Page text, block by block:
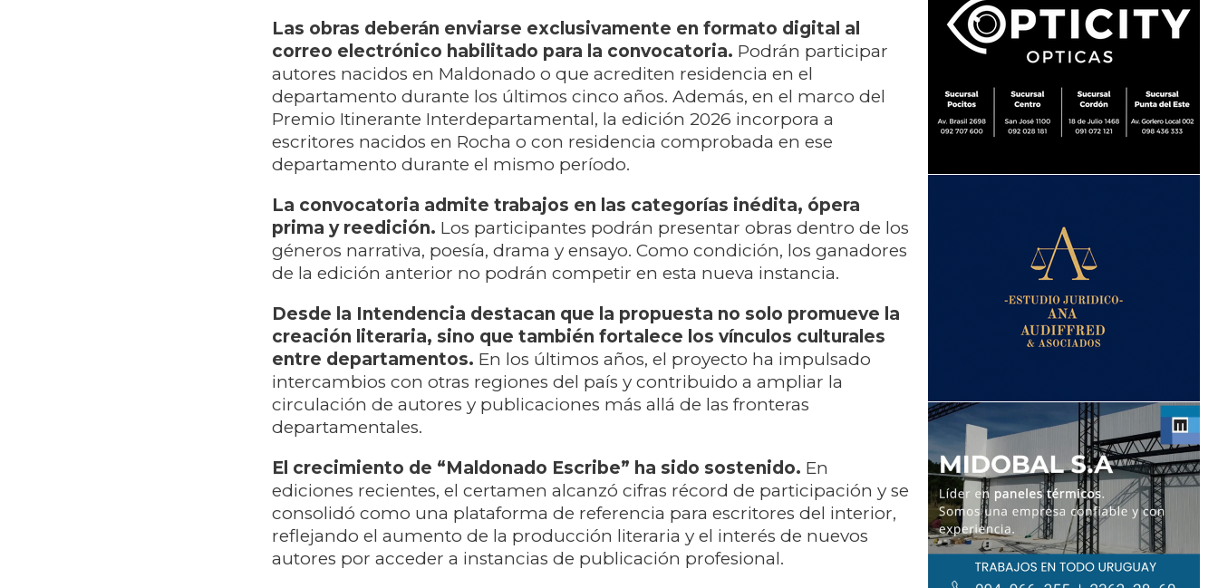
Las obras deberán enviarse exclusivamente en formato digital al
correo electrónico habilitado para la convocatoria. Podrán participar
autores nacidos en Maldonado o que acrediten residencia en el
departamento durante los últimos cinco años. Además, en el marco del
Premio Itinerante Interdepartamental, la edición 2026 incorpora a
escritores nacidos en Rocha o con residencia comprobada en ese
departamento durante el mismo período.
La convocatoria admite trabajos en las categorías inédita, ópera
prima y reedición. Los participantes podrán presentar obras dentro de los
géneros narrativa, poesía, drama y ensayo. Como condición, los ganadores
de la edición anterior no podrán competir en esta nueva instancia.
Desde la Intendencia destacan que la propuesta no solo promueve la
creación literaria, sino que también fortalece los vínculos culturales
entre departamentos. En los últimos años, el proyecto ha impulsado
intercambios con otras regiones del país y contribuido a ampliar la
circulación de autores y publicaciones más allá de las fronteras
departamentales.
El crecimiento de “Maldonado Escribe” ha sido sostenido. En
ediciones recientes, el certamen alcanzó cifras récord de participación y se
consolidó como una plataforma de referencia para escritores del interior,
reflejando el aumento de la producción literaria y el interés de nuevos
autores por acceder a instancias de publicación profesional.